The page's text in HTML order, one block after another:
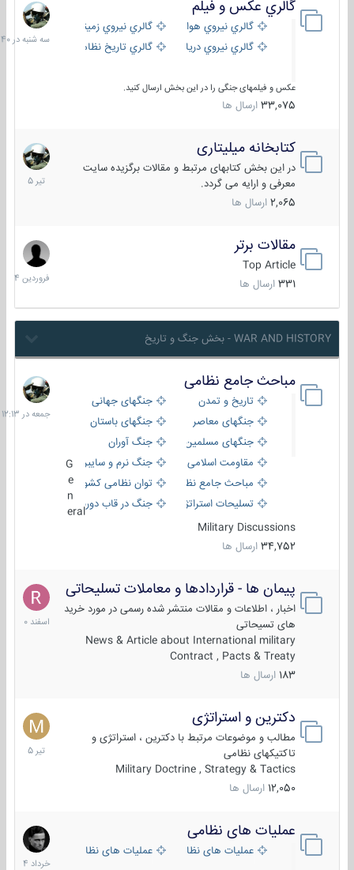
گالري عكس و فيلم
گالري نيروي هوايي
گالري نيروي زميني
گالري نيروي دريايي
گالري تاریخ نظامی
عکس و فیلمهای جنگی را در این بخش ارسال کنید.
33,075 ارسال ها
سه
شنبه
در
کتابخانه میلیتاری
در این بخش کتابهای مرتبط و مقالات برگزیده سایت
معرفی و ارایه می گردد.
2,065 ارسال ها
16
تیر
1405
مقالات برتر
Top Article
331 ارسال ها
29
فروردین
1404
WAR AND HISTORY - بخش جنگ و تاریخ
مباحث جامع نظامی
تاریخ و تمدن
جنگهای جهانی
جنگهای معاصر
جنگهای باستان
جنگهای مسلمین
جنگ آوران
مقاومت اسلامی
جنگ نرم و سایبری
مباحث جامع نظامی
توان نظامی کشورها
تسلیحات استراتژیک
جنگ در قاب دوربین
eral
Military Discussions
34,752 ارسال ها
جمعه
در
12:13
پیمان ها - قراردادها و معاملات تسلیحاتی
اخبار ، اطلاعات و مقالات منتشر شده رسمی در مورد خرید
های تسیحاتی
News & Article about International military
Contract , Pacts & Treaty
183 ارسال ها
7
اسفند
1400
دکترین و استراتژی
مطالب و موضوعات مرتبط با دکترین ، استراتژی و
تاکتیکهای نظامی
Military Doctrine , Strategy & Tactics
12,050 ارسال ها
27
تیر
1405
عملیات های نظامی
عملیات های نظامی ایرانعملیات های نظامی خارجی
5
خرداد
1404